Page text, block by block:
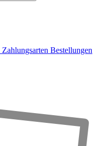
Zahlungsarten Bestellungen